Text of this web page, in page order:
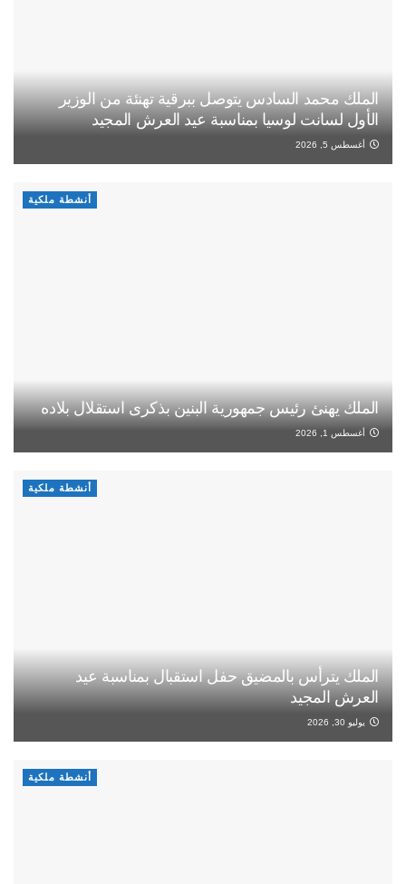
الملك محمد السادس يتوصل ببرقية تهنئة من الوزير
الأول لسانت لوسيا بمناسبة عيد العرش المجيد
أغسطس 5, 2026
أنشطة ملكية
الملك يهنئ رئيس جمهورية البنين بذكرى استقلال بلاده
أغسطس 1, 2026
أنشطة ملكية
الملك يترأس بالمضيق حفل استقبال بمناسبة عيد
العرش المجيد
يوليو 30, 2026
أنشطة ملكية